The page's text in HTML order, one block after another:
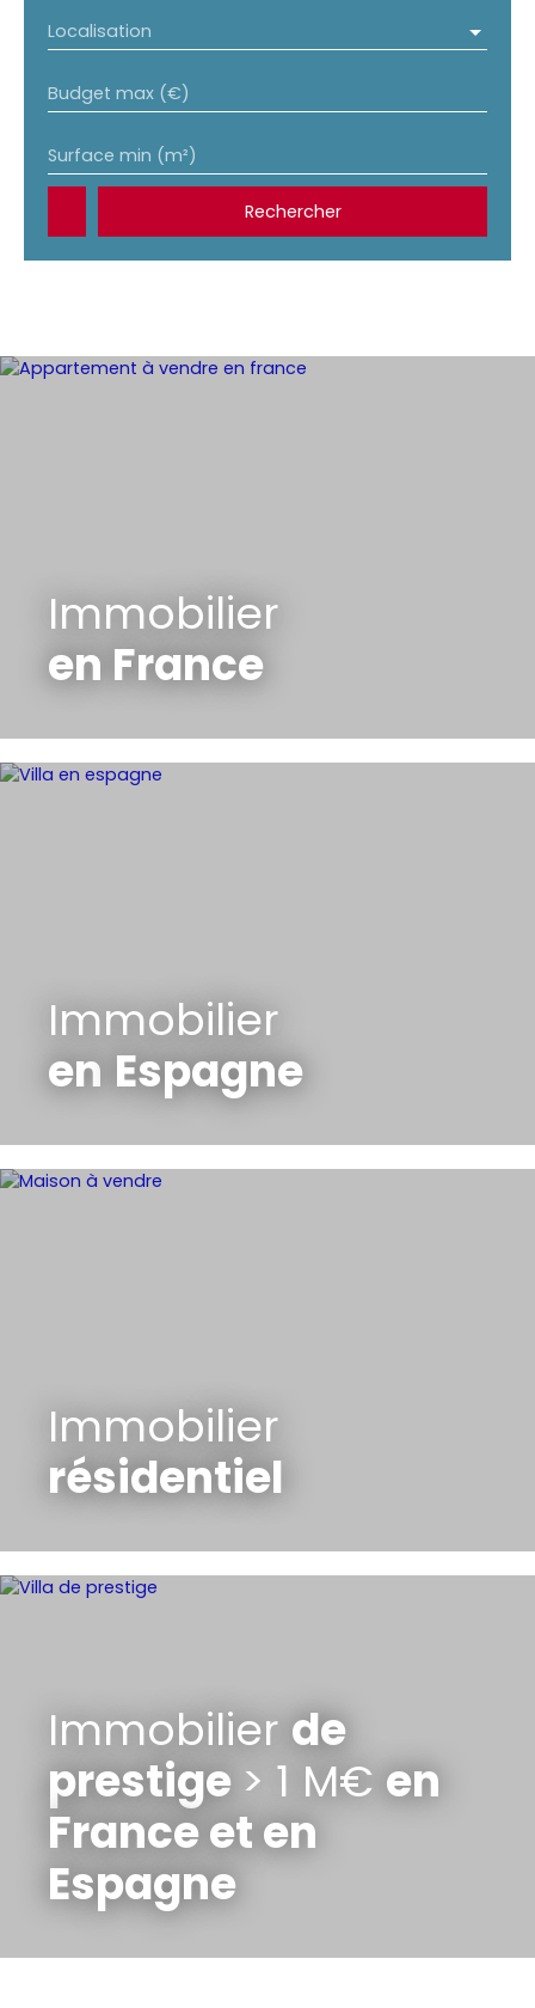
Localisation
Budget max (€)
Surface min (m²)
Rechercher
Immobilier
en France
Immobilier
en Espagne
Immobilier
résidentiel
Immobilier de
prestige > 1 M€ en
France et en
Espagne